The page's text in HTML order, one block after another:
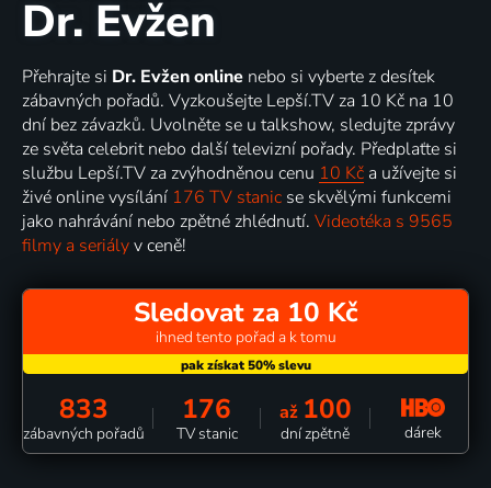
Dr. Evžen
Přehrajte si Dr. Evžen online nebo si vyberte z desítek
zábavných pořadů. Vyzkoušejte Lepší.TV za 10 Kč na 10
dní bez závazků. Uvolněte se u talkshow, sledujte zprávy
ze světa celebrit nebo další televizní pořady. Předplaťte si
službu Lepší.TV za zvýhodněnou cenu 10 Kč a užívejte si
živé online vysílání 176 TV stanic se skvělými funkcemi
jako nahrávání nebo zpětné zhlédnutí. Videotéka s 9565
filmy a seriályv ceně!
Sledovat za 10 Kč
ihned tento pořad a k tomu
833
zábavných pořadů
176
TV stanic
až 100
dní zpětně dárek